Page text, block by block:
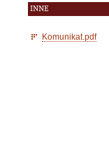
INNE
Komunikat.pdf